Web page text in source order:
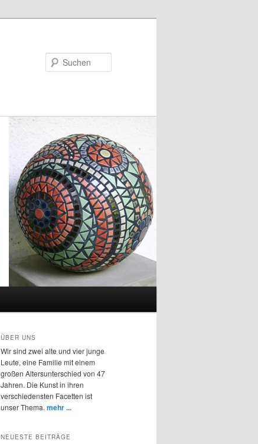
ÜBER UNS
Wir sind zwei alte und vier junge
Leute, eine Familie mit einem
großen Altersunterschied von 47
Jahren. Die Kunst in ihren
verschiedensten Facetten ist
unser Thema.mehr ...
NEUESTE BEITRÄGE